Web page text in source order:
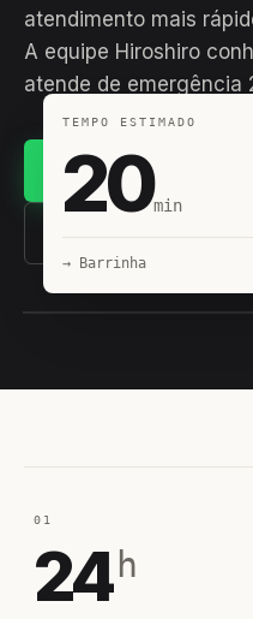
atendimento mais
A equipe Hiroshiro
atende de emergência
(11)
TEMPO ESTIMADO
20min
→ Barrinha
01
24 h